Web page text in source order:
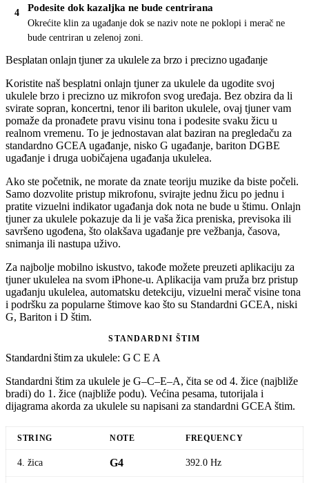
Podesite dok kazaljka ne bude centrirana
Okrećite klin za ugađanje dok se naziv note ne poklopi i merač ne
bude centriran u zelenoj zoni.
Besplatan onlajn tjuner za ukulele za brzo i precizno ugađanje
Koristite naš besplatni onlajn tjuner za ukulele da ugodite svoj
ukulele brzo i precizno uz mikrofon svog uređaja. Bez obzira da li
svirate sopran, koncertni, tenor ili bariton ukulele, ovaj tjuner vam
pomaže da pronađete pravu visinu tona i podesite svaku žicu u
realnom vremenu. To je jednostavan alat baziran na pregledaču za
standardno GCEA ugađanje, nisko G ugađanje, bariton DGBE
ugađanje i druga uobičajena ugađanja ukulelea.
Ako ste početnik, ne morate da znate teoriju muzike da biste počeli.
Samo dozvolite pristup mikrofonu, svirajte jednu žicu po jednu i
pratite vizuelni indikator ugađanja dok nota ne bude u štimu. Onlajn
tjuner za ukulele pokazuje da li je vaša žica preniska, previsoka ili
savršeno ugođena, što olakšava ugađanje pre vežbanja, časova,
snimanja ili nastupa uživo.
Za najbolje mobilno iskustvo, takođe možete preuzeti aplikaciju za
tjuner ukulelea na svom iPhone-u. Aplikacija vam pruža brz pristup
ugađanju ukulelea, automatsku detekciju, vizuelni merač visine tona
i podršku za popularne štimove kao što su Standardni GCEA, niski
G, Bariton i D štim.
STANDARDNI ŠTIM
Standardni štim za ukulele: G C E A
Standardni štim za ukulele je G–C–E–A, čita se od 4. žice (najbliže
bradi) do 1. žice (najbliže podu). Većina pesama, tutorijala i
dijagrama akorda za ukulele su napisani za standardni GCEA štim.
STRING NOTE FREQUENCY
4. žica G4 392.0 Hz